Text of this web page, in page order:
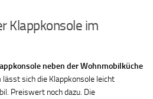
Klappkonsole im
neben der Wohnmobilküche
sich die Klappkonsole leicht
Preiswert noch dazu. Die